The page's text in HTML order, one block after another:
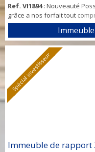
Ref. VI1894: Nouveauté
grâce a nos forfait tout
décoration mise en place de
vente chez Votre nouvelle
l’investissement sur la
Immeuble de rapport 12%
Spécial investisseur
Immeuble de rapport